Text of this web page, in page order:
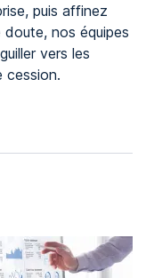
puis affinez
nos équipes
vers les
cession.